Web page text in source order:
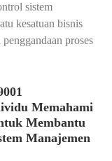
sistem
kesatuan bisnis
proses
Memahami
Membantu
Manajemen